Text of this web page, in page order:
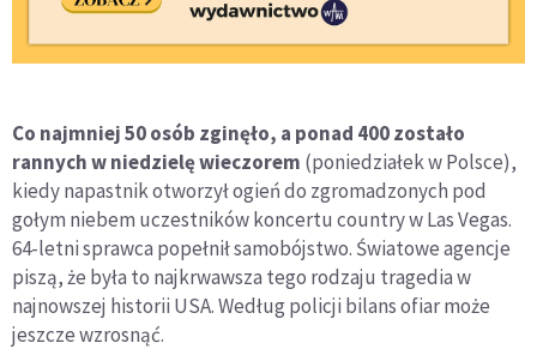
Co najmniej 50 osób zginęło, a ponad 400 zostało
rannych w niedzielę wieczorem (poniedziałek w Polsce),
kiedy napastnik otworzył ogień do zgromadzonych pod
gołym niebem uczestników koncertu country w Las Vegas.
64-letni sprawca popełnił samobójstwo. Światowe agencje
piszą, że była to najkrwawsza tego rodzaju tragedia w
najnowszej historii USA. Według policji bilans ofiar może
jeszcze wzrosnąć.